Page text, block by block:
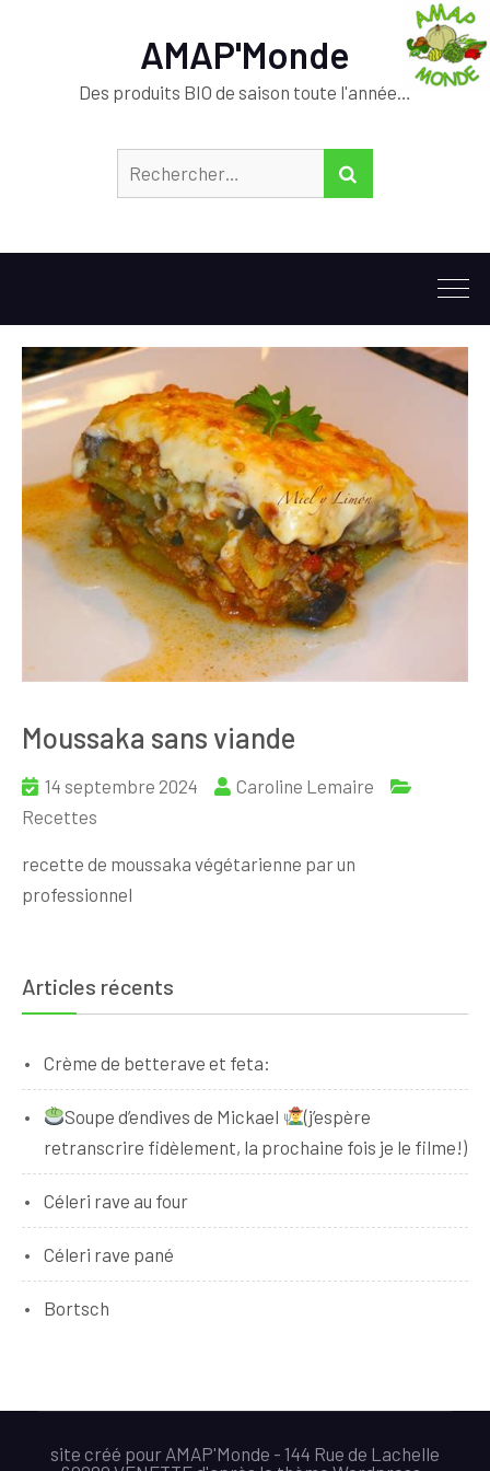
AMAP'Monde
Des produits BIO de saison toute l'année…
Moussaka sans viande
14 septembre 2024
Caroline Lemaire
Recettes
recette de moussaka végétarienne par un
professionnel
Articles récents
Crème de betterave et feta:
Soupe d’endives de Mickael
(j’espère
retranscrire fidèlement, la prochaine fois je le filme!)
Céleri rave au four
Céleri rave pané
Bortsch
site créé pour AMAP'Monde - 144 Rue de Lachelle